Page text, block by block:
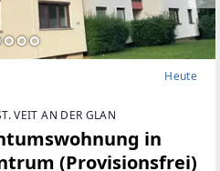
Heute
VEIT AN DER GLAN
in
(Provisionsfrei)